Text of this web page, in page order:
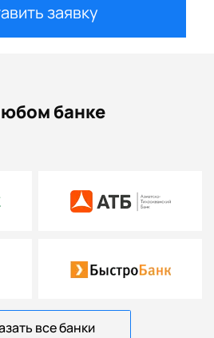
заявку
банке
все банки